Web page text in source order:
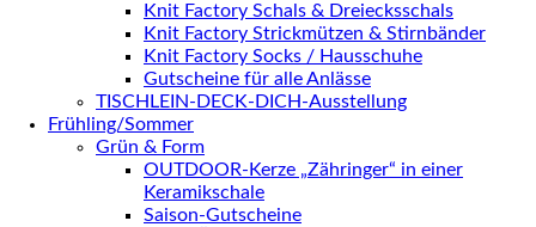
Knit Factory Schals & Dreiecksschals
Knit Factory Strickmützen & Stirnbänder
Knit Factory Socks / Hausschuhe
Gutscheine für alle Anlässe
TISCHLEIN-DECK-DICH-Ausstellung
Frühling/Sommer
Grün & Form
OUTDOOR-Kerze „Zähringer“ in einer
Keramikschale
Saison-Gutscheine